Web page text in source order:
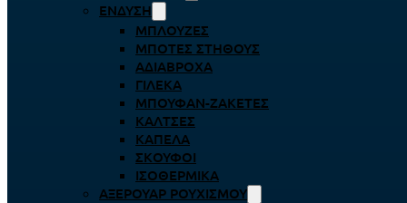
ΈΝΔΥΣΗ
ΜΠΛΟΎΖΕΣ
ΜΠΌΤΕΣ ΣΤΉΘΟΥΣ
ΑΔΙΆΒΡΟΧΑ
ΓΙΛΈΚΑ
ΜΠΟΥΦΆΝ-ΖΑΚΈΤΕΣ
ΚΆΛΤΣΕΣ
ΚΑΠΈΛΑ
ΣΚΟΎΦΟΙ
ΙΣΟΘΕΡΜΙΚΆ
ΑΞΕΡΟΥΆΡ ΡΟΥΧΙΣΜΟΎ